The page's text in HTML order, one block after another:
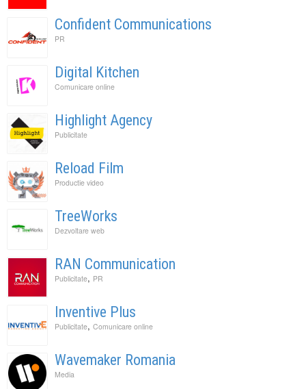
Confident Communications
PR
Digital Kitchen
Comunicare online
Highlight Agency
Publicitate
Reload Film
Productie video
TreeWorks
Dezvoltare web
RAN Communication
Publicitate, PR
Inventive Plus
Publicitate, Comunicare online
Wavemaker Romania
Media